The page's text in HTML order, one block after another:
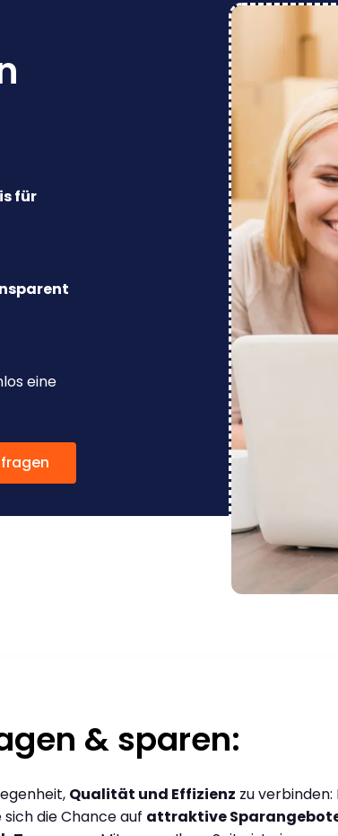
für
eine
& sparen:
Qualität und Effizienz zu verbinden:
die Chance auf attraktive